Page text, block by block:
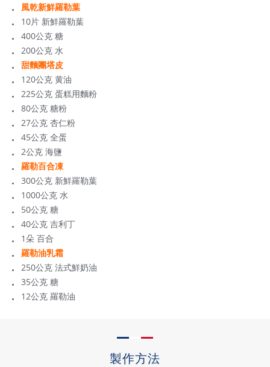
風乾新鮮羅勒葉
10片 新鮮羅勒葉
400公克 糖
200公克 水
甜麵團塔皮
120公克 黄油
225公克 蛋糕用麵粉
80公克 糖粉
27公克 杏仁粉
45公克 全蛋
2公克 海鹽
羅勒百合凍
300公克 新鮮羅勒葉
1000公克 水
50公克 糖
40公克 吉利丁
1朵 百合
羅勒油乳霜
250公克 法式鮮奶油
35公克 糖
12公克 羅勒油
製作方法